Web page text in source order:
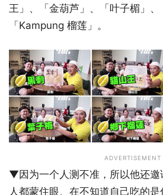
王」、「金葫芦」、「叶子楣」、
「Kampung 榴莲」。
ADVERTISEMENT
▼因为一个人测不准，所以他还邀
人都蒙住眼、在不知道自己吃的